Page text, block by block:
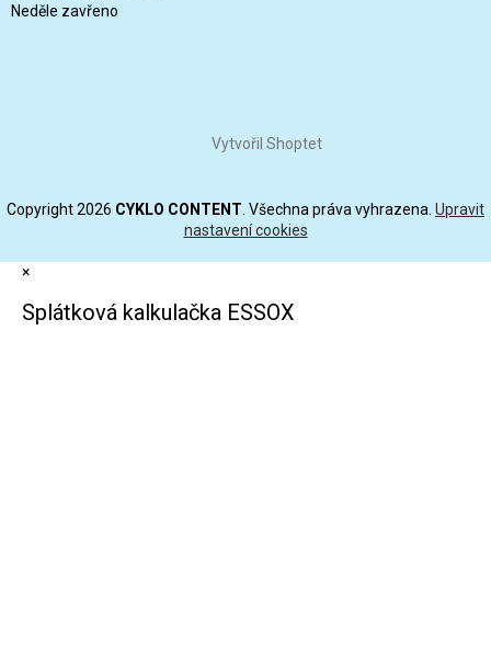
Neděle zavřeno
Vytvořil Shoptet
Copyright 2026 CYKLO CONTENT . Všechna práva vyhrazena. Upravit
nastavení cookies
×
Splátková kalkulačka ESSOX